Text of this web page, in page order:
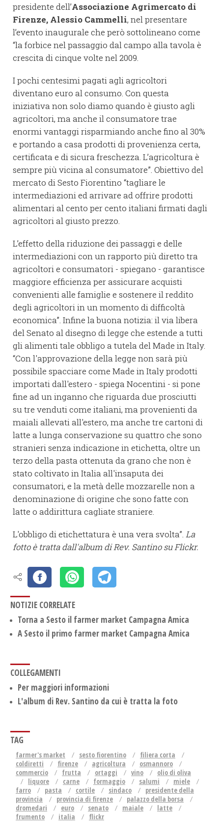
presidente dell’Associazione Agrimercato di
Firenze, Alessio Cammelli, nel presentare
l’evento inaugurale che però sottolineano come
“la forbice nel passaggio dal campo alla tavola è
crescita di cinque volte nel 2009.
I pochi centesimi pagati agli agricoltori
diventano euro al consumo. Con questa
iniziativa non solo diamo quando è giusto agli
agricoltori, ma anche il consumatore trae
enormi vantaggi risparmiando anche fino al 30%
e portando a casa prodotti di provenienza certa,
certificata e di sicura freschezza. L’agricoltura è
sempre più vicina al consumatore”. Obiettivo del
mercato di Sesto Fiorentino “tagliare le
intermediazioni ed arrivare ad offrire prodotti
alimentari al cento per cento italiani firmati dagli
agricoltori al giusto prezzo.
L’effetto della riduzione dei passaggi e delle
intermediazioni con un rapporto più diretto tra
agricoltori e consumatori - spiegano - garantisce
maggiore efficienza per assicurare acquisti
convenienti alle famiglie e sostenere il reddito
degli agricoltori in un momento di difficoltà
economica”. Infine la buona notizia: il via libera
del Senato al disegno di legge che estende a tutti
gli alimenti tale obbligo a tutela del Made in Italy.
“Con l'approvazione della legge non sarà più
possibile spacciare come Made in Italy prodotti
importati dall'estero - spiega Nocentini - si pone
fine ad un inganno che riguarda due prosciutti
su tre venduti come italiani, ma provenienti da
maiali allevati all'estero, ma anche tre cartoni di
latte a lunga conservazione su quattro che sono
stranieri senza indicazione in etichetta, oltre un
terzo della pasta ottenuta da grano che non è
stato coltivato in Italia all'insaputa dei
consumatori, e la metà delle mozzarelle non a
denominazione di origine che sono fatte con
latte o addirittura cagliate straniere.
L'obbligo di etichettatura è una vera svolta”. La
fotto è tratta dall'album di Rev. Santino su Flickr.
NOTIZIE CORRELATE
Torna a Sesto il farmer market Campagna Amica
A Sesto il primo farmer market Campagna Amica
COLLEGAMENTI
Per maggiori informazioni
L'album di Rev. Santino da cui è tratta la foto
TAG
farmer's market sesto fiorentino
filiera corta
coldiretti
firenze agricoltura
osmannoro
commercio
frutta ortaggi vino
olio di oliva
liquore
carne formaggio salumi
miele
farro
pasta cortile sindaco
presidente della
provincia
provincia di firenze
palazzo della borsa
dromedari
euro senato maiale
latte
frumento
italia flickr